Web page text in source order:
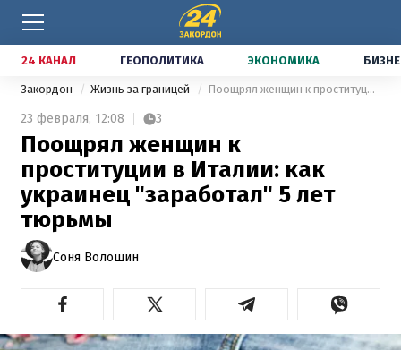
24 КАНАЛ ГЕОПОЛИТИКА ЭКОНОМИКА
Закордон Жизнь за границей Поощрял женщин к проституции в Италии: как украинец "заработал" 5 лет тюрьмы
23 февраля, 12:08 3
Поощрял женщин к
проституции в Италии: как
украинец "заработал" 5 лет
тюрьмы
Соня Волошин